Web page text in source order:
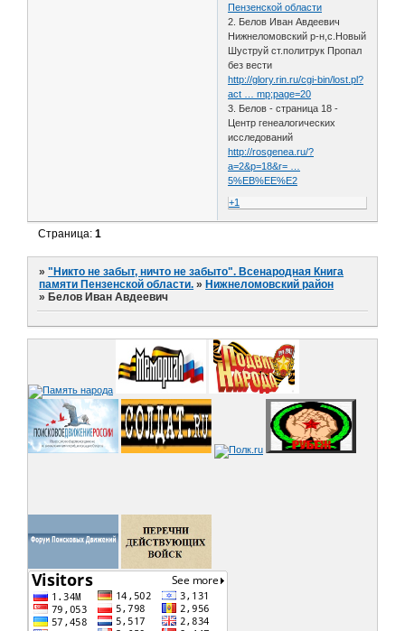
Пензенской области
2. Белов Иван Авдеевич
Нижнеломовский р-н,с.Новый
Шуструй ст.политрук Пропал
без вести
http://glory.rin.ru/cgi-bin/lost.pl?
act … mp;page=20
3. Белов - страница 18 -
Центр генеалогических
исследований
http://rosgenea.ru/?
a=2&p=18&r= …
5%EB%EE%E2
+1
Страница:1
»"Никто не забыт, ничто не забыто". Всенародная Книга
памяти Пензенской области. » Нижнеломовский район
» Белов Иван Авдеевич